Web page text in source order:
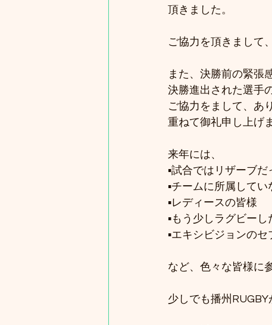
頂きました。
ご協力を頂きまして
また、決勝前の緊張
決勝進出された選手
ご協力をまして、あ
重ねて御礼申し上げ
来年には、
▪️試合ではリザーブ
▪️チームに所属して
▪️レディースの皆様
▪️もう少しラグビーし
▪️エキシビジョンのセ
など、色々な皆様に
少しでも播州RUGBY